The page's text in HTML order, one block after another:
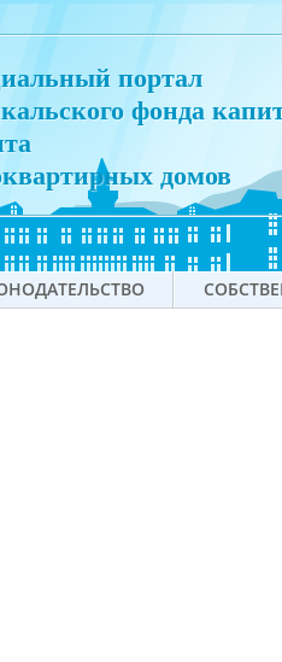
портал
фонда
домов